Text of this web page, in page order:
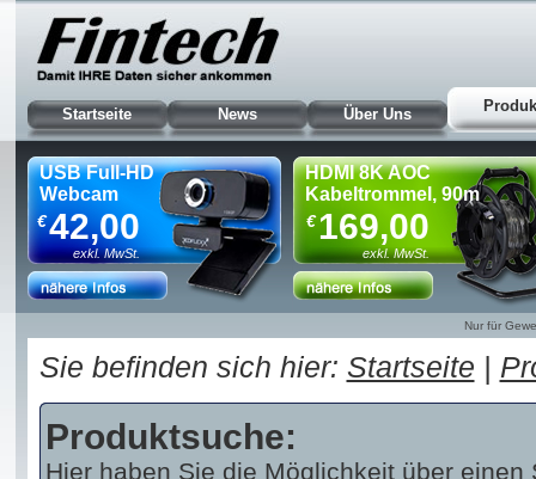
Startseite News Über Uns
USB Full-HD
Webcam
42,00
€
exkl. MwSt.
HDMI 8K AOC
Kabeltrommel, 90m
169,00
€
exkl. MwSt.
Nur für
Sie befinden sich hier: Startseite |
Produktsuche:
Hier haben Sie die Möglichkeit über